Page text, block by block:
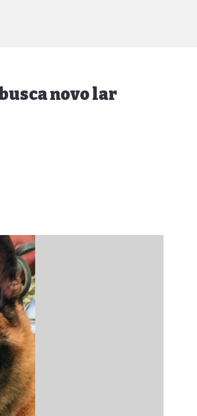
busca novo lar